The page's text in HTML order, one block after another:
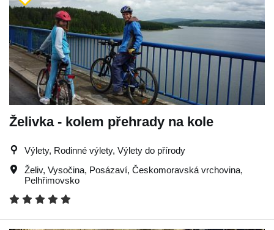
Želivka - kolem přehrady na kole
Výlety, Rodinné výlety, Výlety do přírody
Želiv, Vysočina, Posázaví, Českomoravská vrchovina,
Pelhřimovsko